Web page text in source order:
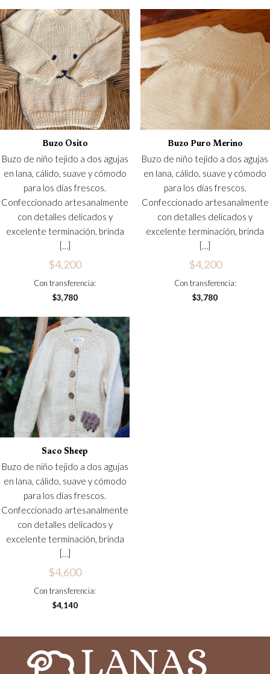
Buzo Osito
Buzo de niño tejido a dos agujas
en lana, cálido, suave y cómodo
para los días frescos.
Confeccionado artesanalmente
con detalles delicados y
excelente terminación, brinda
[…]
$4,200
Con transferencia:
$3,780
Buzo Puro Merino
Buzo de niño tejido a dos agujas
en lana, cálido, suave y cómodo
para los días frescos.
Confeccionado artesanalmente
con detalles delicados y
excelente terminación, brinda
[…]
$4,200
Con transferencia:
$3,780
Saco Sheep
Buzo de niño tejido a dos agujas
en lana, cálido, suave y cómodo
para los días frescos.
Confeccionado artesanalmente
con detalles delicados y
excelente terminación, brinda
[…]
$4,600
Con transferencia:
$4,140